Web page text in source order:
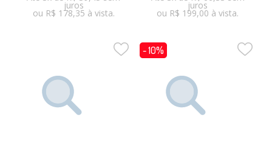
juros
ou R$ 178,35 à vista.
juros
ou R$ 199,00 à vista.
- 10%